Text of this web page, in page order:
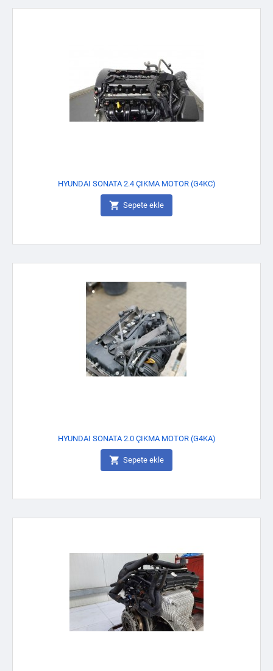
HYUNDAI SONATA 2.4 ÇIKMA MOTOR (G4KC)
 Sepete ekle
HYUNDAI SONATA 2.0 ÇIKMA MOTOR (G4KA)
 Sepete ekle